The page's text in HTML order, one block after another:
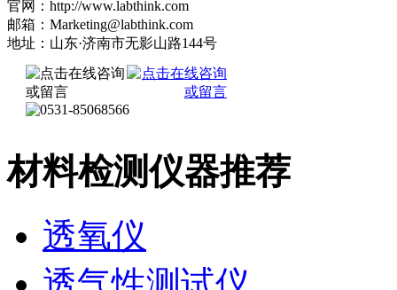
官网：http://www.labthink.com
邮箱：Marketing@labthink.com
地址：山东·济南市无影山路144号
材料检测仪器推荐
透氧仪